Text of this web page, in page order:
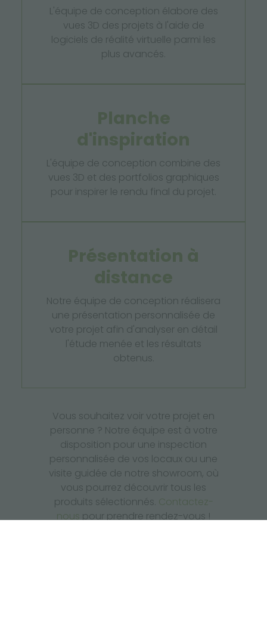
L'équipe de conception élabore des
vues 3D des projets à l'aide de
logiciels de réalité virtuelle parmi les
plus avancés.
Planche
d'inspiration
L'équipe de conception combine des
vues 3D et des portfolios graphiques
pour inspirer le rendu final du projet.
Présentation à
distance
Notre équipe de conception réalisera
une présentation personnalisée de
votre projet afin d'analyser en détail
l'étude menée et les résultats
obtenus.
Vous souhaitez voir votre projet en
personne ? Notre équipe est à votre
disposition pour une inspection
personnalisée de vos locaux ou une
visite guidée de notre showroom, où
vous pourrez découvrir tous les
produits sélectionnés. Contactez-
nous pour prendre rendez-vous !